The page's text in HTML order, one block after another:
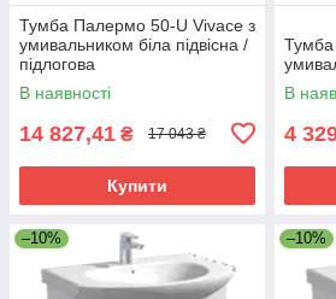
Тумба Палермо 50-U Vivace з
умивальником біла підвісна /
підлогова
В наявності
14 827,41 ₴ 17 043 ₴
Купити
В
4
–10% –10%